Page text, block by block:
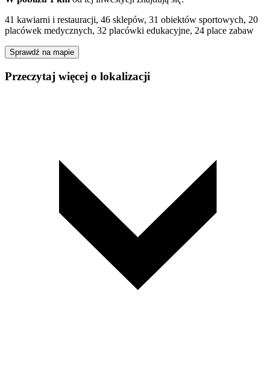
41 kawiarni i restauracji, 46 sklepów, 31 obiektów sportowych, 20
placówek medycznych, 32 placówki edukacyjne, 24 place zabaw
Sprawdź na mapie
Przeczytaj więcej o lokalizacji